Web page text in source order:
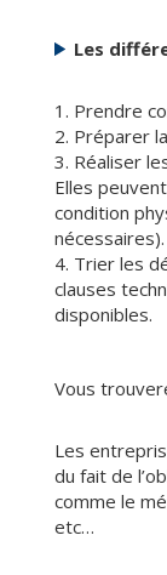
Les
Prendre
Préparer
Réaliser
Elles
condition
nécessaires).
Trier les
clauses
disponibles.
Vous
Les
du fait de
comme le
etc…